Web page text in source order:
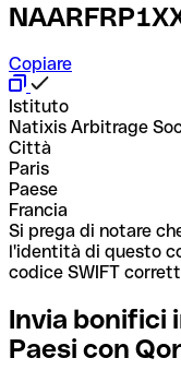
Copiare
Istituto
Natixis Arbitrage
Città
Paris
Paese
Francia
Si prega di notare
l'identità di questo
codice SWIFT
Invia bonifici
Paesi con